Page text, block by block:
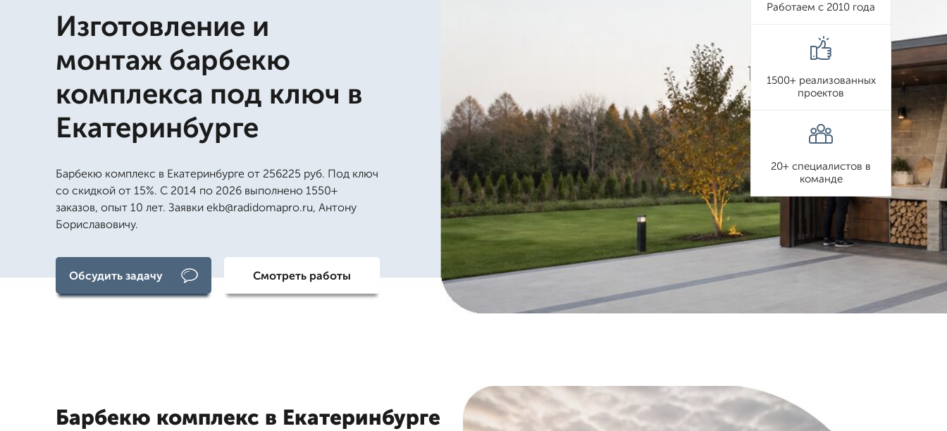
Изготовление и
монтаж барбекю
комплекса под ключ в
Екатеринбурге
Барбекю комплекс в Екатеринбурге от 256225 руб. Под ключ
со скидкой от 15%. С 2014 по 2026 выполнено 1550+
заказов, опыт 10 лет. Заявки ekb@radidomapro.ru, Антону
Бориславовичу.
Обсудить задачу Смотреть работы
Работаем с 2010 года
1500+ реализованных
проектов
20+ специалистов в
команде
Барбекю комплекс в Екатеринбурге